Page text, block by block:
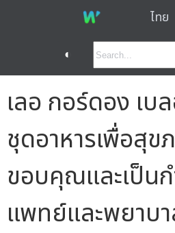
ไทย
◐
เลอ กอร์ดอง เ
ชุดอาหารเพื่อสุข
ขอบคุณและเป็น
แพทย์และพยาบ